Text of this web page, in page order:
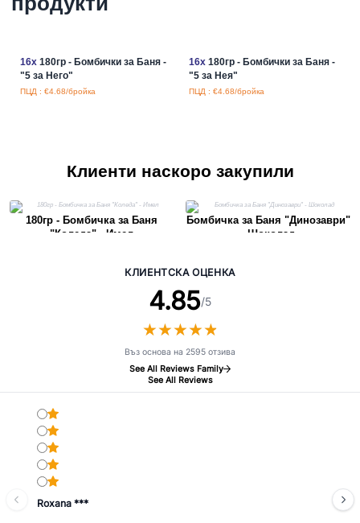
16x180гр - Бомбички за Баня -
"5 за Него"
ПЦД : €4.68/бройка
16x180гр - Бомбички за Баня -
"5 за Нея"
ПЦД : €4.68/бройка
Клиенти наскоро закупили
180гр - Бомбичка за Баня
"Коледа" - Имел
Бомбичка за Баня "Динозаври"
- Шоколад
КЛИЕНТСКА ОЦЕНКА
4.85/5
★★★★★
★★★★★
Въз основа на 2595 отзива
See All Reviews Family
See All Reviews
Roxana ***